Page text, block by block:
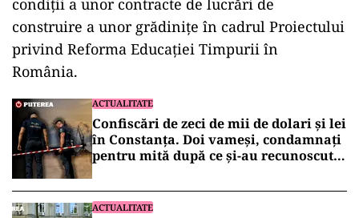
condiţii a unor contracte de lucrări de
construire a unor grădiniţe în cadrul Proiectului
privind Reforma Educaţiei Timpurii în
România.
ACTUALITATE
Confiscări de zeci de mii de dolari și lei
în Constanța. Doi vameși, condamnați
pentru mită după ce și-au recunoscut
ACTUALITATE